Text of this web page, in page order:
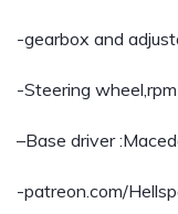
-gearbox and
-Steering
–Base driver
-patreon.com/